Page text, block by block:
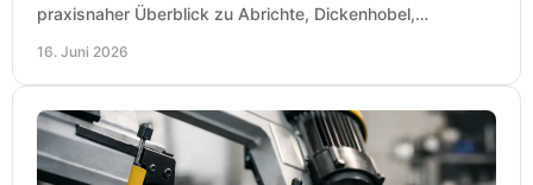
praxisnaher Überblick zu Abrichte, Dickenhobel,
16. Juni 2026